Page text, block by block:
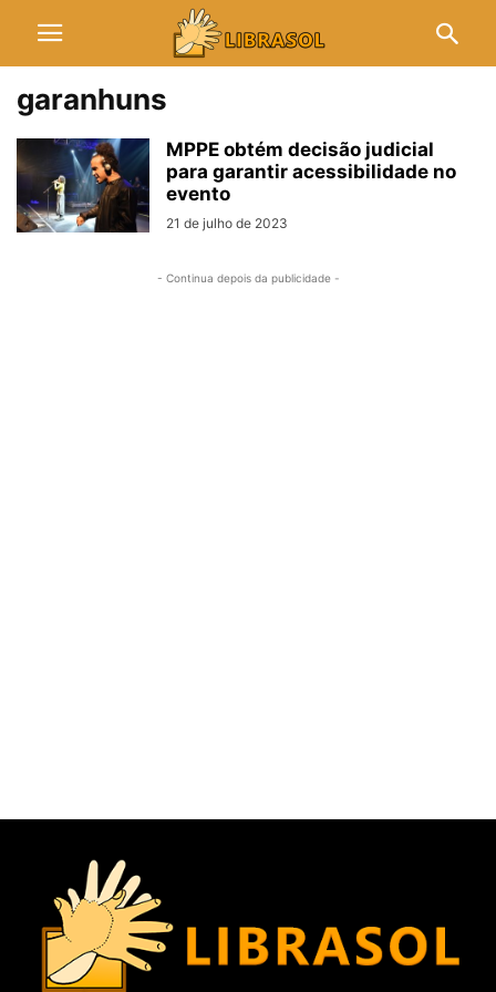
garanhuns
MPPE obtém decisão judicial
para garantir acessibilidade no
evento
21 de julho de 2023
- Continua depois da publicidade -